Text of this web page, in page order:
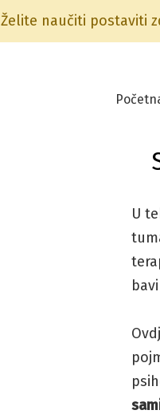
Želite naučiti postaviti
U